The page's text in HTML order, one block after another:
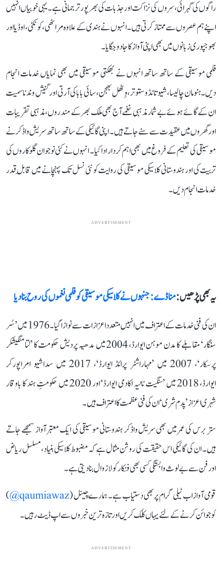
راگوں کی گہرائی، سروں کی نزاکت اور جذبات کی بھرپور ترجمانی ہے۔ یہی خوبیاں انہیں
اپنے ہم عصروں سے ممتاز کرتی ہیں۔ انہوں نے ہندی کے علاوہ مراٹھی، کونکنی، اوڈیا اور
بھوجپوری زبانوں میں بھی اپنی آواز کا جادو جگایا۔
فلمی موسیقی کے ساتھ ساتھ انہوں نے بھکتی موسیقی میں بھی نمایاں خدمات انجام
دیں۔ ہنومان چالیسا، شیو تانڈو ستوتر، وِٹھل بھجن، سائی بابا کی آرتی اور گنیش وندنا سمیت
ان کے گائے ہوئے بے شمار مذہبی نغمے آج بھی ملک بھر کے مندروں، مذہبی تقریبات
اور گھروں میں عقیدت سے سنے جاتے ہیں۔ اپنی گائیکی کے ساتھ ساتھ سریش واڈکر نے
موسیقی کی تعلیم کے فروغ میں بھی اہم کردار ادا کیا۔ انہوں نے کئی نوجوان گلوکاروں کی
تربیت کی اور ہندوستانی کلاسیکی موسیقی کی روایت کو نئی نسل تک پہنچانے میں قابلِ قدر
خدمات انجام دیں۔
ADVERTISEMENT
یہ بھی پڑھیں :منا ڈے: جنہوں نے کلاسیکی موسیقی کو فلمی نغموں کی روح بنا دیا
ان کی فنی خدمات کے اعتراف میں انہیں متعدد اعزازات سے نوازا گیا۔ 1976 میں ’سُر
سنگار‘ مقابلے کا مدن موہن ایوارڈ، 2004 میں مدھیہ پردیش حکومت کا ’لتا منگیشکر
پرسکار‘، 2007 میں ’مہاراشٹر پرائڈ ایوارڈ‘، 2017 میں سداشیو امراپورکر
ایوارڈ، 2018 میں ’سنگیت ناٹیہ اکادمی ایوارڈ‘ اور 2020 میں حکومتِ ہند کا باوقار
شہری اعزاز ’پدم شری‘ ان کی فنی عظمت کا اعتراف ہیں۔
ستر برس کی عمر میں بھی سریش واڈکر ہندوستانی موسیقی کی ایک معتبر آواز سمجھے جاتے
ہیں۔ ان کی گائیکی اس حقیقت کی روشن مثال ہے کہ مضبوط کلاسیکی بنیاد، مسلسل ریاض
اور فن سے بے لوث وابستگی کسی بھی فنکار کو لازوال بنا دیتی ہے۔
قومی آواز اب ٹیلی گرام پر بھی دستیاب ہے۔ ہمارے چینل (qaumiawaz@
)
کو جوائن کرنے کے لئے یہاں کلک کریں اور تازہ ترین خبروں سے اپ ڈیٹ رہیں۔
ADVERTISEMENT